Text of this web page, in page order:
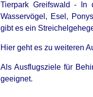
Tierpark Greifswald - In
Wasservögel, Esel,
gibt es ein
Hier geht es zu weiteren
Als Ausflugsziele für
geeignet.